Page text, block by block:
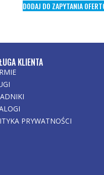
DODAJ DO ZAPYTANIA
KLIENTA
PRYWATNOŚCI